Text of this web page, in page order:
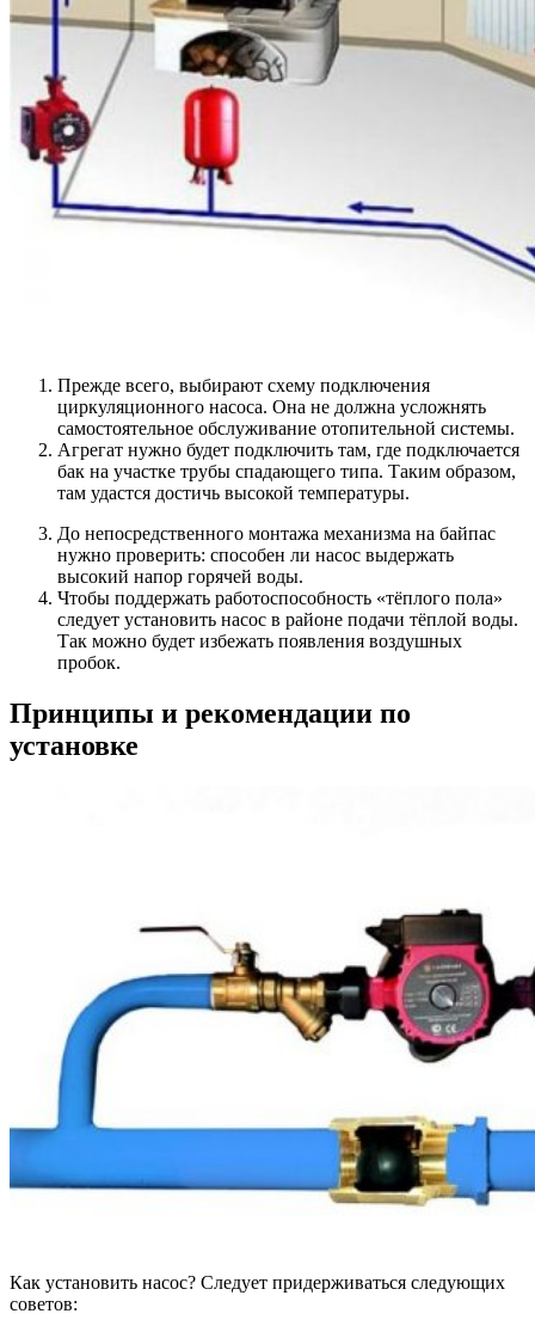
Прежде всего, выбирают схему подключения
циркуляционного насоса. Она не должна усложнять
самостоятельное обслуживание отопительной системы.
Агрегат нужно будет подключить там, где подключается
бак на участке трубы спадающего типа. Таким образом,
там удастся достичь высокой температуры.
До непосредственного монтажа механизма на байпас
нужно проверить: способен ли насос выдержать
высокий напор горячей воды.
Чтобы поддержать работоспособность «тёплого пола»
следует установить насос в районе подачи тёплой воды.
Так можно будет избежать появления воздушных
пробок.
Принципы и рекомендации по
установке
Как установить насос? Следует придерживаться следующих
советов: